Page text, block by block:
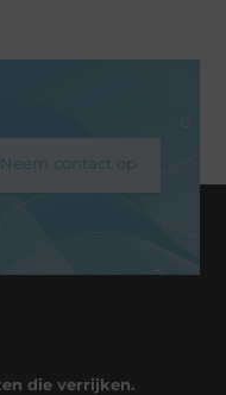
Neem contact op
die verrijken.